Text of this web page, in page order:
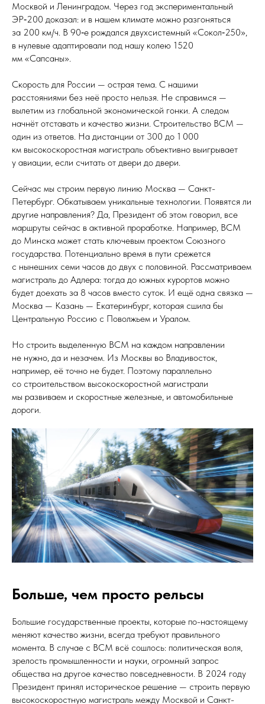
Москвой и Ленинградом. Через год экспериментальный
ЭР‑200 доказал: и в нашем климате можно разгоняться
за 200 км/ч. В 90‑е рождался двухсистемный «Сокол‑250»,
в нулевые адаптировали под нашу колею 1520
мм «Сапсаны».
Скорость для России — острая тема. С нашими
расстояниями без неё просто нельзя. Не справимся —
вылетим из глобальной экономической гонки. А следом
начнёт отставать и качество жизни. Строительство ВСМ —
один из ответов. На дистанции от 300 до 1 000
км высокоскоростная магистраль объективно выигрывает
у авиации, если считать от двери до двери.
Сейчас мы строим первую линию Москва — Санкт-
Петербург. Обкатываем уникальные технологии. Появятся ли
другие направления? Да, Президент об этом говорил, все
маршруты сейчас в активной проработке. Например, ВСМ
до Минска может стать ключевым проектом Союзного
государства. Потенциально время в пути срежется
с нынешних семи часов до двух с половиной. Рассматриваем
магистраль до Адлера: тогда до южных курортов можно
будет доехать за 8 часов вместо суток. И ещё одна связка —
Москва — Казань — Екатеринбург, которая сшила бы
Центральную Россию с Поволжьем и Уралом.
Но строить выделенную ВСМ на каждом направлении
не нужно, да и незачем. Из Москвы во Владивосток,
например, её точно не будет. Поэтому параллельно
со строительством высокоскоростной магистрали
мы развиваем и скоростные железные, и автомобильные
дороги.
Больше, чем просто рельсы
Большие государственные проекты, которые по-настоящему
меняют качество жизни, всегда требуют правильного
момента. В случае с ВСМ всё сошлось: политическая воля,
зрелость промышленности и науки, огромный запрос
общества на другое качество повседневности. В 2024 году
Президент принял историческое решение — строить первую
высокоскоростную магистраль между Москвой и Санкт-